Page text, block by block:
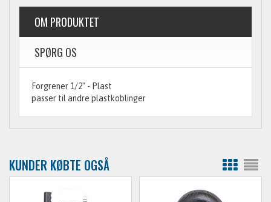
OM PRODUKTET
SPØRG OS
Forgrener 1/2" - Plast
passer til andre plastkoblinger
KUNDER KØBTE OGSÅ